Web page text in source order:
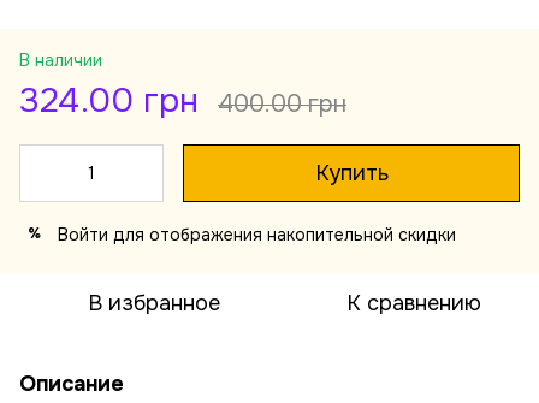
В наличии
324.00 грн 400.00 грн
Купить
% Войти для отображения накопительной скидки
В избранное К сравнению
Описание